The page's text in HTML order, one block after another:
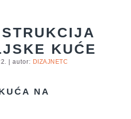
KUĆE
| autor: DIZAJNETC
NA